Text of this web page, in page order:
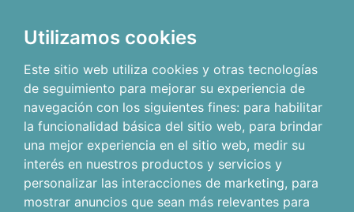
Utilizamos cookies
Este sitio web utiliza cookies y otras tecnologías
de seguimiento para mejorar su experiencia de
navegación con los siguientes fines: para habilitar
la funcionalidad básica del sitio web, para brindar
una mejor experiencia en el sitio web, medir su
interés en nuestros productos y servicios y
personalizar las interacciones de marketing, para
mostrar anuncios que sean más relevantes para